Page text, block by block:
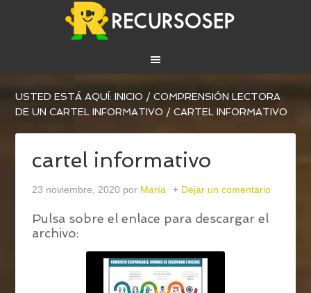
USTED ESTÁ AQUÍ:INICIO / COMPRENSIÓN LECTORA
DE UN CARTEL INFORMATIVO / CARTEL INFORMATIVO
cartel informativo
23 noviembre, 2020 por María Dejar un comentario
Pulsa sobre el enlace para descargar el
archivo: